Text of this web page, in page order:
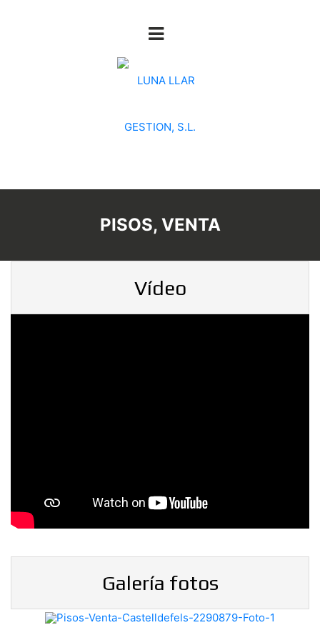
PISOS, VENTA
Vídeo
Galería fotos